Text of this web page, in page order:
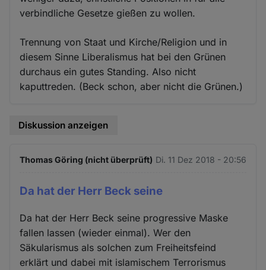
verbindliche Gesetze gießen zu wollen.
Trennung von Staat und Kirche/Religion und in
diesem Sinne Liberalismus hat bei den Grünen
durchaus ein gutes Standing. Also nicht
kaputtreden. (Beck schon, aber nicht die Grünen.)
Diskussion anzeigen
Thomas Göring (nicht überprüft) Di. 11 Dez 2018 - 20:56
Da hat der Herr Beck seine
Da hat der Herr Beck seine progressive Maske
fallen lassen (wieder einmal). Wer den
Säkularismus als solchen zum Freiheitsfeind
erklärt und dabei mit islamischem Terrorismus